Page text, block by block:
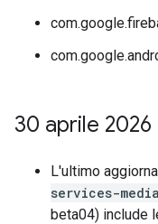
30 aprile 2026
L'ultimo
services-
beta04) include